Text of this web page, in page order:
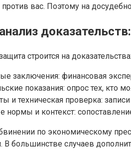
вас. Поэтому на
строится на
заключения: финансовая
показания: опрос тех, кто
и техническая проверка:
нормы и контекст:
по экономическому
В большинстве случаев